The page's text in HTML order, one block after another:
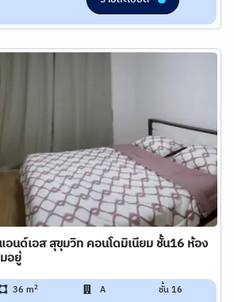
อนด์เอส สุขุมวิท คอนโดมิเนียม ชั้น16 ห้อง
อยู่
36 m2 A ชั้น 16